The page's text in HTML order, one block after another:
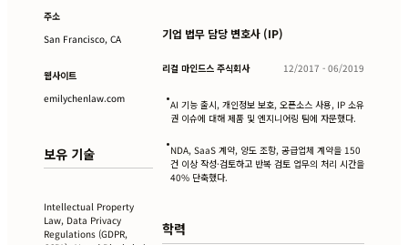
주소
San Francisco, CA
웹사이트
emilychenlaw.com
보유 기술
Intellectual Property
Law, Data Privacy
Regulations (GDPR,
기업 법무 담당 변호사 (IP)
리걸 마인드스 주식회사 12/2017 - 06/2019
•AI 기능 출시, 개인정보 보호, 오픈소스 사용, IP 소유
권 이슈에 대해 제품 및 엔지니어링 팀에 자문했다.
•NDA, SaaS 계약, 양도 조항, 공급업체 계약을 150
건 이상 작성·검토하고 반복 검토 업무의 처리 시간을
40% 단축했다.
학력